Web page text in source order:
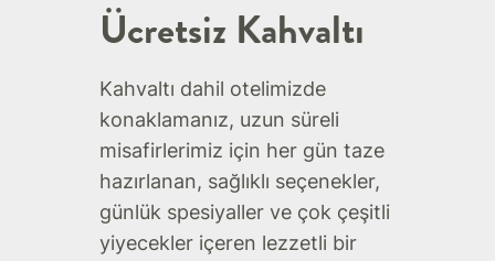
Ücretsiz Kahvaltı
Kahvaltı dahil otelimizde
konaklamanız, uzun süreli
misafirlerimiz için her gün taze
hazırlanan, sağlıklı seçenekler,
günlük spesiyaller ve çok çeşitli
yiyecekler içeren lezzetli bir